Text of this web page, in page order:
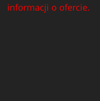
informacji o ofercie.